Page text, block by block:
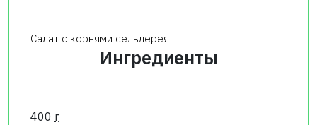
Салат с корнями сельдерея
Ингредиенты
400 г